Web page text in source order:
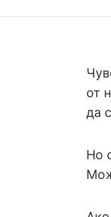
от
да
Но